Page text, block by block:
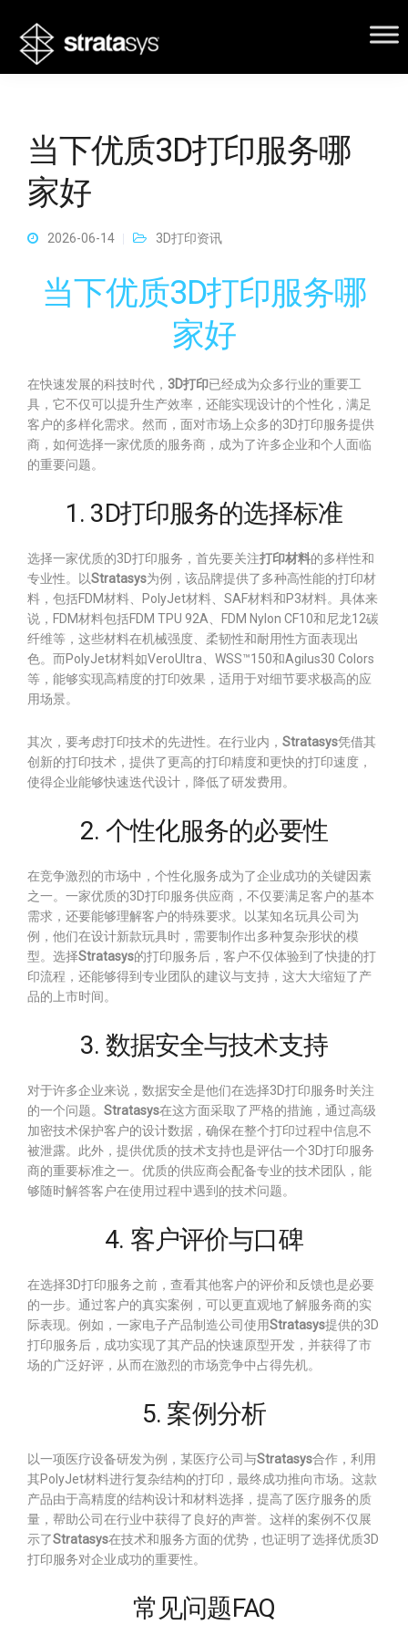
当下优质3D打印服务哪
家好
2026-06-14 3D打印资讯
当下优质3D打印服务哪
家好
在快速发展的科技时代， 3D打印已经成为众多行业的重要工
具，它不仅可以提升生产效率，还能实现设计的个性化，满足
客户的多样化需求。然而，面对市场上众多的3D打印服务提供
商，如何选择一家优质的服务商，成为了许多企业和个人面临
的重要问题。
1. 3D打印服务的选择标准
选择一家优质的3D打印服务，首先要关注打印材料的多样性和
专业性。以Stratasys为例，该品牌提供了多种高性能的打印材
料，包括FDM材料、PolyJet材料、SAF材料和P3材料。具体来
说，FDM材料包括FDM TPU 92A、FDM Nylon CF10和尼龙12碳
纤维等，这些材料在机械强度、柔韧性和耐用性方面表现出
色。而PolyJet材料如VeroUltra、WSS™150和Agilus30 Colors
等，能够实现高精度的打印效果，适用于对细节要求极高的应
用场景。
其次，要考虑打印技术的先进性。在行业内， Stratasys凭借其
创新的打印技术，提供了更高的打印精度和更快的打印速度，
使得企业能够快速迭代设计，降低了研发费用。
2. 个性化服务的必要性
在竞争激烈的市场中，个性化服务成为了企业成功的关键因素
之一。一家优质的3D打印服务供应商，不仅要满足客户的基本
需求，还要能够理解客户的特殊要求。以某知名玩具公司为
例，他们在设计新款玩具时，需要制作出多种复杂形状的模
型。选择Stratasys的打印服务后，客户不仅体验到了快捷的打
印流程，还能够得到专业团队的建议与支持，这大大缩短了产
品的上市时间。
3. 数据安全与技术支持
对于许多企业来说，数据安全是他们在选择3D打印服务时关注
的一个问题。 Stratasys在这方面采取了严格的措施，通过高级
加密技术保护客户的设计数据，确保在整个打印过程中信息不
被泄露。此外，提供优质的技术支持也是评估一个3D打印服务
商的重要标准之一。优质的供应商会配备专业的技术团队，能
够随时解答客户在使用过程中遇到的技术问题。
4. 客户评价与口碑
在选择3D打印服务之前，查看其他客户的评价和反馈也是必要
的一步。通过客户的真实案例，可以更直观地了解服务商的实
际表现。例如，一家电子产品制造公司使用Stratasys提供的3D
打印服务后，成功实现了其产品的快速原型开发，并获得了市
场的广泛好评，从而在激烈的市场竞争中占得先机。
5. 案例分析
以一项医疗设备研发为例，某医疗公司与Stratasys合作，利用
其PolyJet材料进行复杂结构的打印，最终成功推向市场。这款
产品由于高精度的结构设计和材料选择，提高了医疗服务的质
量，帮助公司在行业中获得了良好的声誉。这样的案例不仅展
示了Stratasys在技术和服务方面的优势，也证明了选择优质3D
打印服务对企业成功的重要性。
常见问题FAQ